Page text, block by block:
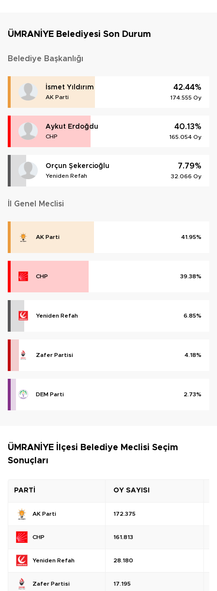
ÜMRANİYE Belediyesi Son Durum
Belediye Başkanlığı
İsmet Yıldırım
AK Parti
42.44%
174.555 Oy
Aykut Erdoğdu
CHP
40.13%
165.054 Oy
Orçun Şekercioğlu
Yeniden Refah
7.79%
32.066 Oy
İl Genel Meclisi
AK Parti 41.95%
CHP 39.38%
Yeniden Refah 6.85%
Zafer Partisi 4.18%
DEM Parti 2.73%
ÜMRANİYE İlçesi Belediye Meclisi Seçim
Sonuçları
PARTİ OY SAYISI
AK Parti 172.375
CHP 161.813
Yeniden Refah 28.180
Zafer Partisi 17.195